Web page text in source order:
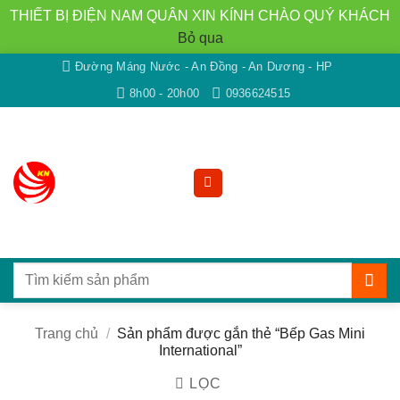
THIẾT BỊ ĐIỆN NAM QUÂN XIN KÍNH CHÀO QUÝ KHÁCH
Bỏ qua
nội
Đường Máng Nước - An Đồng - An Dương - HP
8h00 - 20h00
0936624515
Tìm
Trang chủ / Sản phẩm được gắn thẻ “Bếp Gas Mini
International”
LỌC